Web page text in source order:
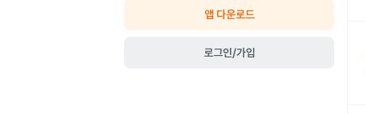
앱 다운로드
로그인/가입